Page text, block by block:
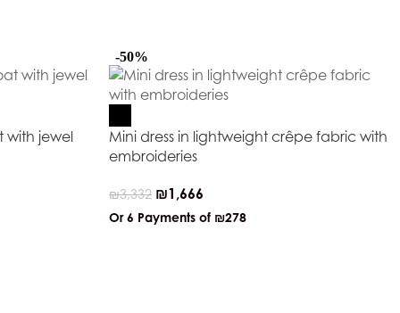
with jewel
-50%
Mini dress in lightweight crêpe fabric with
embroideries
₪3,332 ₪1,666
Or 6 Payments of ₪278